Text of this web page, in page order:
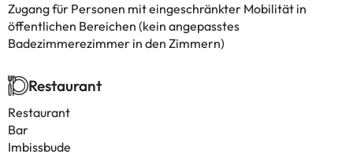
Zugang für Personen mit eingeschränkter Mobilität in
öffentlichen Bereichen (kein angepasstes
Badezimmerezimmer in den Zimmern)
Restaurant
Restaurant
Bar
Imbissbude